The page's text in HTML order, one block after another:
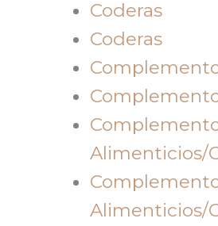
Coderas
Coderas
Alimenticios/
Alimenticios/